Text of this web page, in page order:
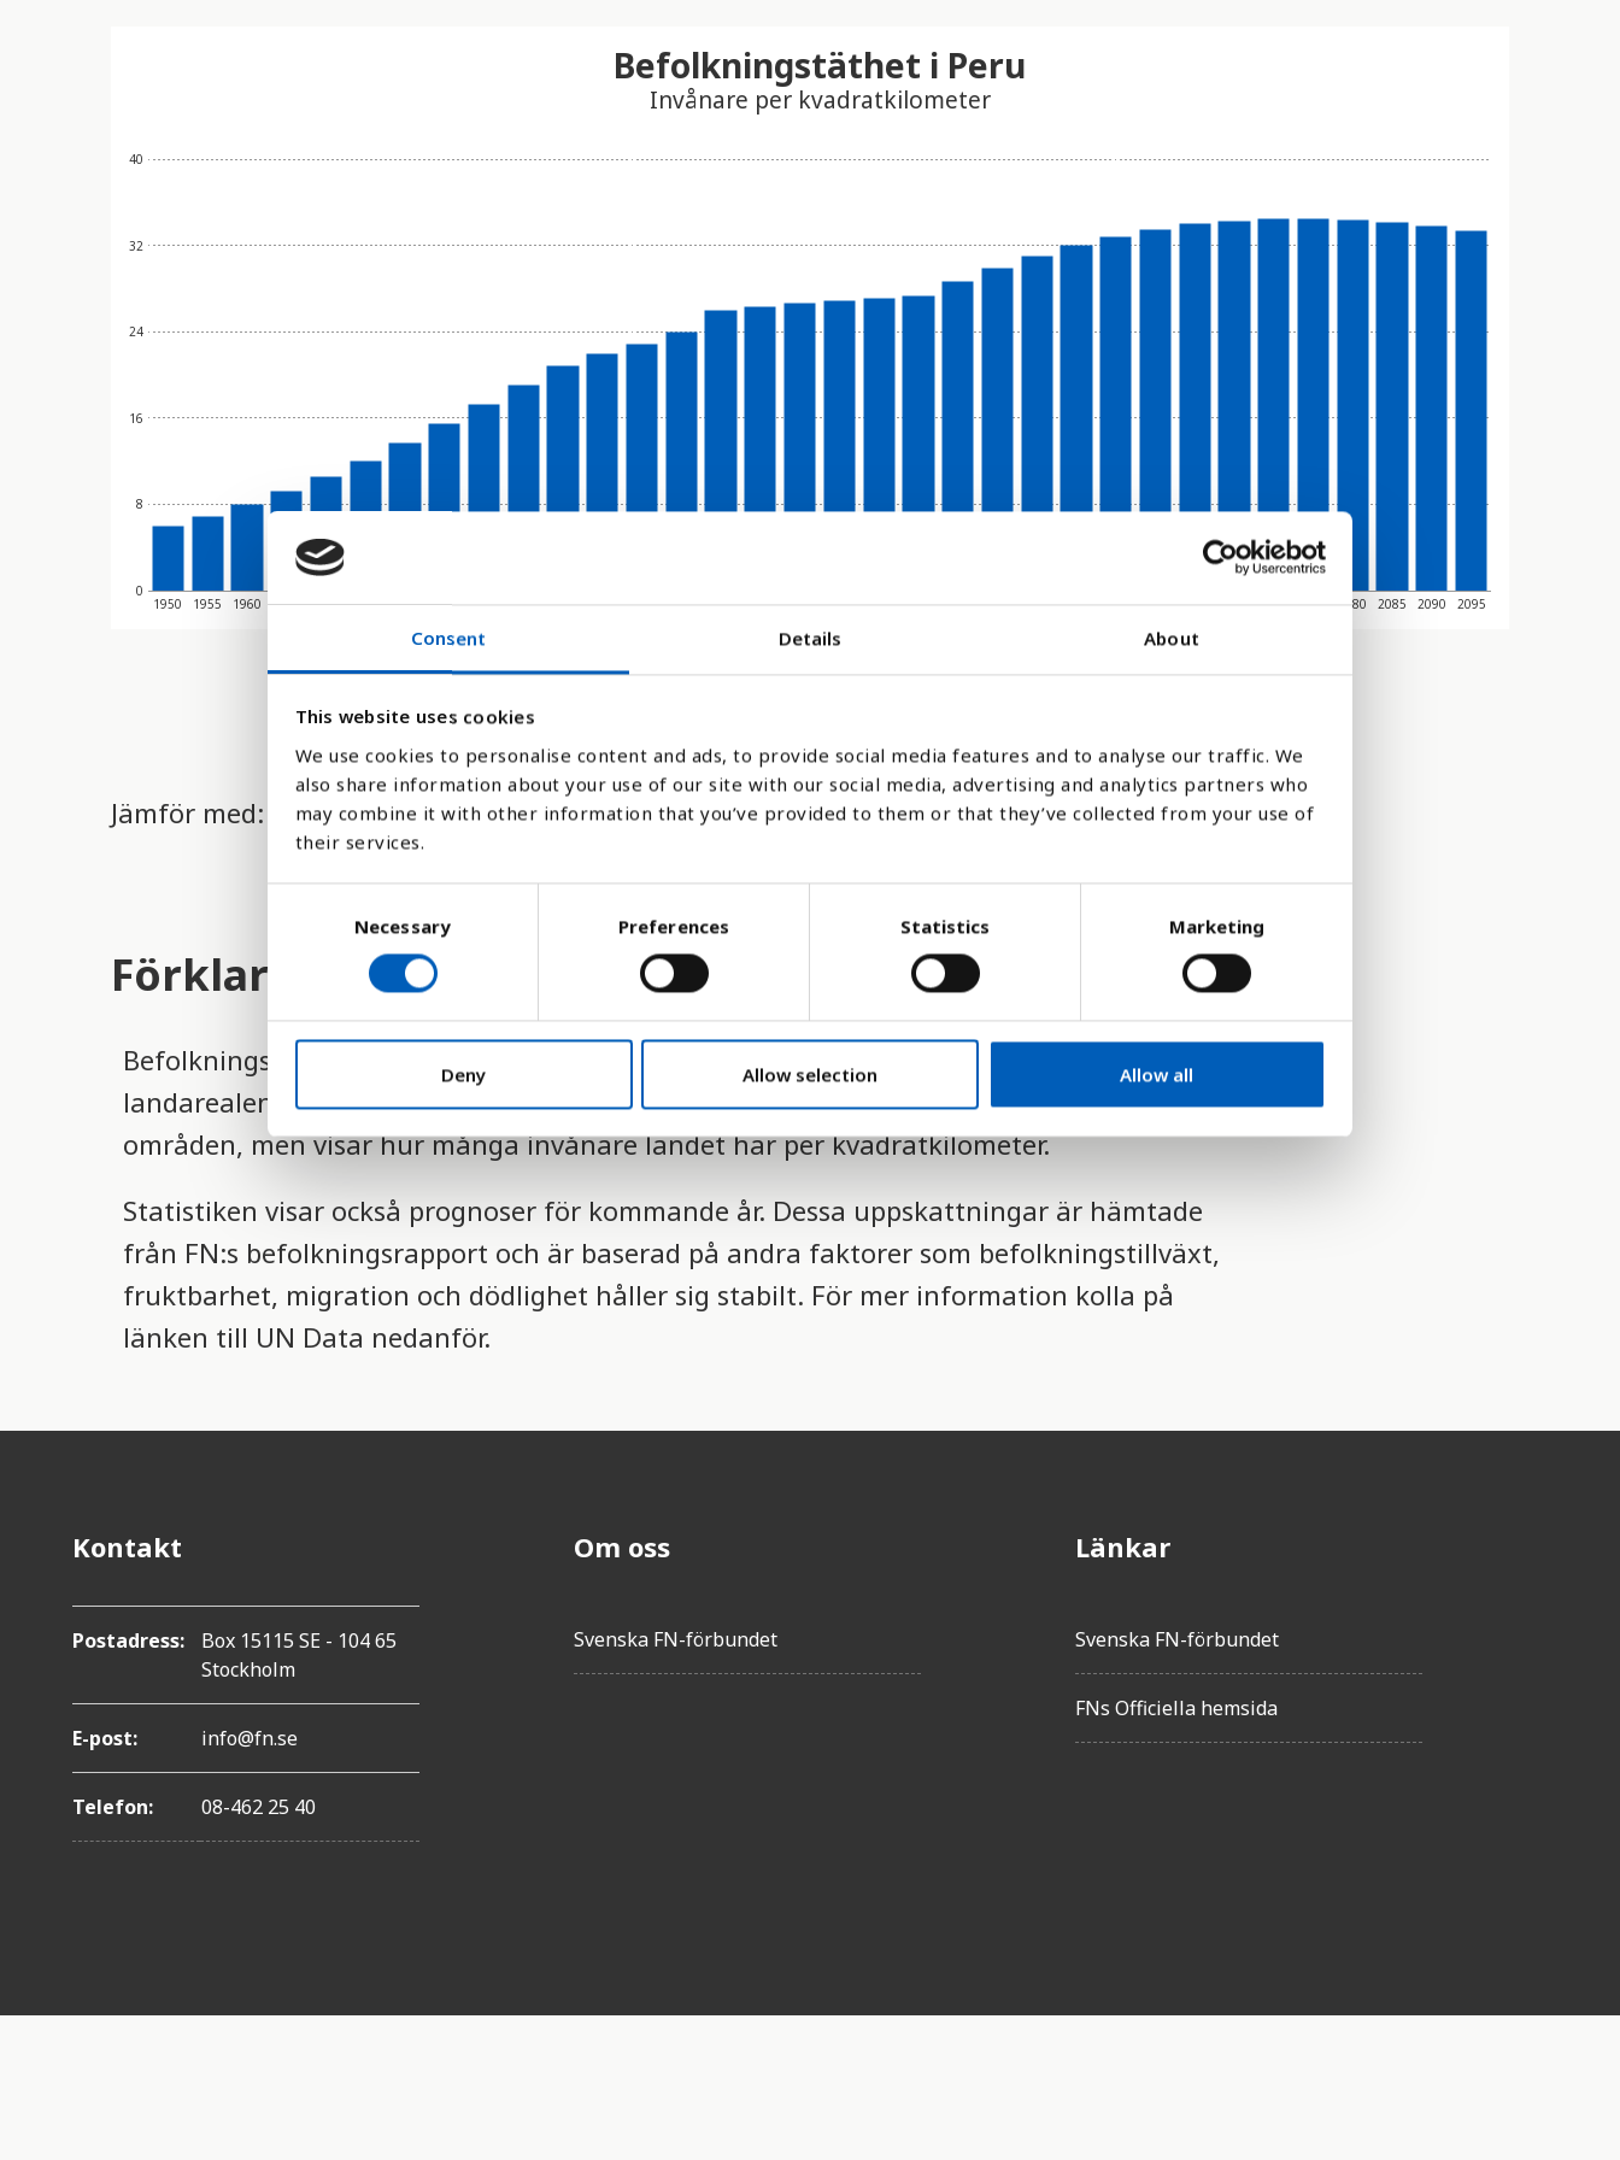
Consent Details About
This website uses cookies
We use cookies to personalise content and ads, to provide social media features and to analyse our traffic. We
also share information about your use of our site with our social media, advertising and analytics partners who
may combine it with other information that you’ve provided to them or that they’ve collected from your use of
their services.
t
S
e
l
c
t
o
n
Necessary Preferences Statistics Marketing
Deny Allow selection Allow all
0
8
16
24
32
40
1950 1955 1960 1965 1970 1975 1980 1985 1990 1995 2000 2005 2010 2015 2020 2021 2022 2023 2024 2025 2030 2035 2040 2045 2050 2055 2060 2065 2070 2075 2080 2085 2090 2095
Befolkningstäthet i Peru
Invånare per kvadratkilometer
Stapeldiagram Linje Platt
Jämför med:
Förklaring
Befolkningstätheten beräknas genom att dela den totala befolkningen med den totala
landarealen. Statistiken representerar inte landets verkliga befolkningstäthet i olika
områden, men visar hur många invånare landet har per kvadratkilometer.
Statistiken visar också prognoser för kommande år. Dessa uppskattningar är hämtade
från FN:s befolkningsrapport och är baserad på andra faktorer som befolkningstillväxt,
fruktbarhet, migration och dödlighet håller sig stabilt. För mer information kolla på
länken till UN Data nedanför.
Kontakt
Postadress:
Box 15115 SE - 104 65
Stockholm
E-post: info@fn.se
Telefon: 08-462 25 40
Om oss
Svenska FN-förbundet
Länkar
Svenska FN-förbundet
FNs Officiella hemsida